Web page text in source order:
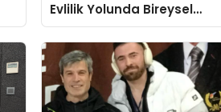
Evlilik Yolunda Bireysel
Farkındalığın ve Sınırların
Gücünü Anlatıyor